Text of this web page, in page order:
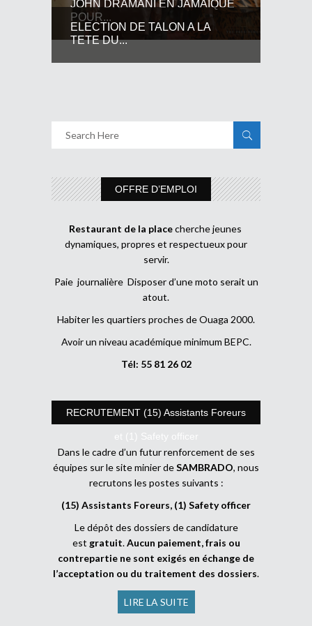
JOHN DRAMANI EN JAMAIQUE
POUR...
ELECTION DE TALON A LA
TETE DU...
OFFRE D’EMPLOI
Restaurant de la placecherche jeunes
dynamiques, propres et respectueux pour
servir.
Paie journalière Disposer d’une moto serait un
atout.
Habiter les quartiers proches de Ouaga 2000.
Avoir un niveau académique minimum BEPC.
Tél: 55 81 26 02
RECRUTEMENT (15) Assistants Foreurs
et (1) Safety officer
Dans le cadre d’un futur renforcement de ses
équipes sur le site minier deSAMBRADO, nous
recrutons les postes suivants :
(15) Assistants Foreurs, (1) Safety officer
Le dépôt des dossiers de candidature
est gratuit.Aucun paiement, frais ou
contrepartie ne sont exigés en échange de
l’acceptation ou du traitement des dossiers.
LIRE LA SUITE